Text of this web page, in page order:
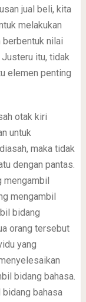
jual beli, kita
melakukan
berbentuk nilai
itu, tidak
elemen penting
otak kiri
untuk
maka tidak
dengan pantas.
mengambil
mengambil
bidang
orang tersebut
yang
bidang bahasa.
bahasa